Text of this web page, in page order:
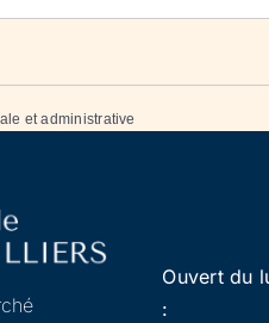
et administrative
Ouvert du
: